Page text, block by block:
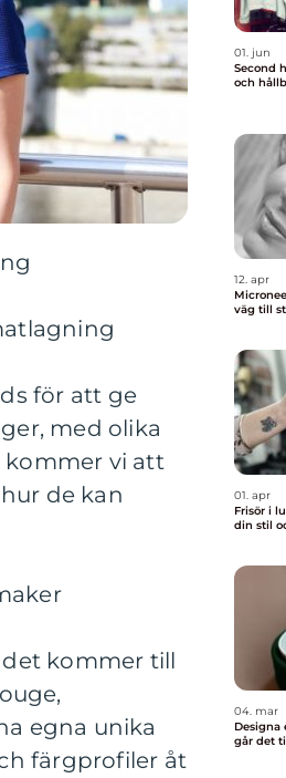
för att ge
med olika
kommer vi att
de kan
kommer till
egna unika
färgprofiler åt
01. jun
Second
och
12. apr
väg till
01. apr
Frisör i lund så hittar du rätt
din stil
04. mar
Designa
går det